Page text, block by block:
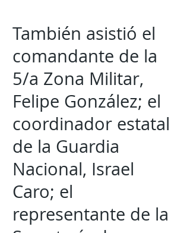
También asistió el
comandante de la
5/a Zona Militar,
Felipe González; el
coordinador estatal
de la Guardia
Nacional, Israel
Caro; el
representante de la